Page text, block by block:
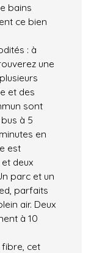
bains
ce bien
: à
une
et des
sont
à 5
en
est
deux
parc et un
parfaits
air. Deux
à 10
fibre, cet